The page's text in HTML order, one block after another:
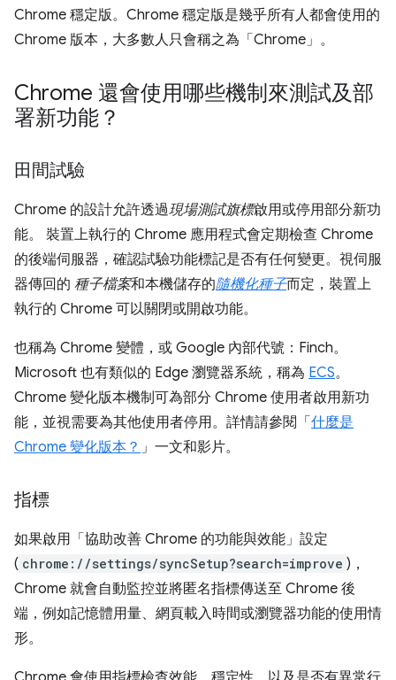
Chrome 穩定版。Chrome 穩定版是幾乎所有人都會使用的
Chrome 版本，大多數人只會稱之為「Chrome」。
Chrome 還會使用哪些機制來測試及部
署新功能？
田間試驗
Chrome 的設計允許透過現場測試旗標啟用或停用部分新功
能。 裝置上執行的 Chrome 應用程式會定期檢查 Chrome
的後端伺服器，確認試驗功能標記是否有任何變更。視伺服
器傳回的 種子檔案和本機儲存的隨機化種子而定，裝置上
執行的 Chrome 可以關閉或開啟功能。
也稱為 Chrome 變體，或 Google 內部代號：Finch。
Microsoft 也有類似的 Edge 瀏覽器系統，稱為 ECS。
Chrome 變化版本機制可為部分 Chrome 使用者啟用新功
能，並視需要為其他使用者停用。詳情請參閱「 什麼是
Chrome 變化版本？ 」一文和影片。
指標
如果啟用「協助改善 Chrome 的功能與效能」設定
( chrome://settings/syncSetup?search=improve )，
Chrome 就會自動監控並將匿名指標傳送至 Chrome 後
端，例如記憶體用量、網頁載入時間或瀏覽器功能的使用情
形。